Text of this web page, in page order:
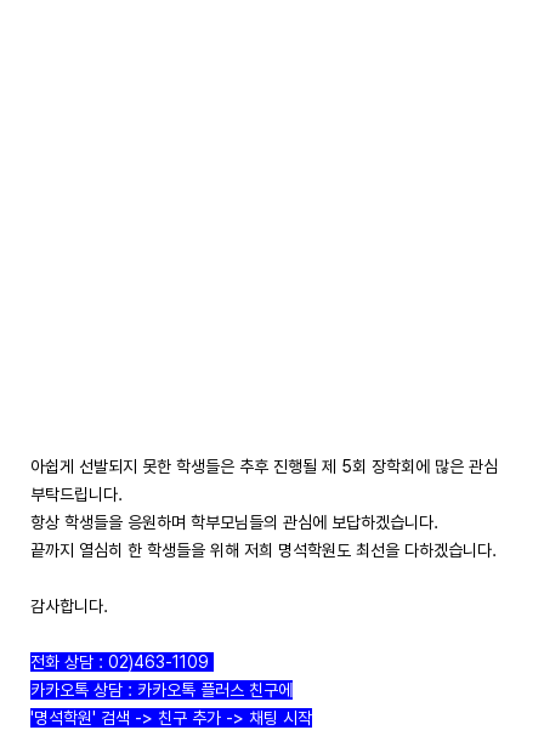
아쉽게 선발되지 못한 학생들은 추후 진행될 제 5회 장학회에 많은 관심
부탁드립니다.
항상 학생들을 응원하며 학부모님들의 관심에 보답하겠습니다.
끝까지 열심히 한 학생들을 위해 저희 명석학원도 최선을 다하겠습니다.
감사합니다.
전화 상담 : 02)463-1109
카카오톡 상담 : 카카오톡 플러스 친구에
'명석학원' 검색 -> 친구 추가 -> 채팅 시작